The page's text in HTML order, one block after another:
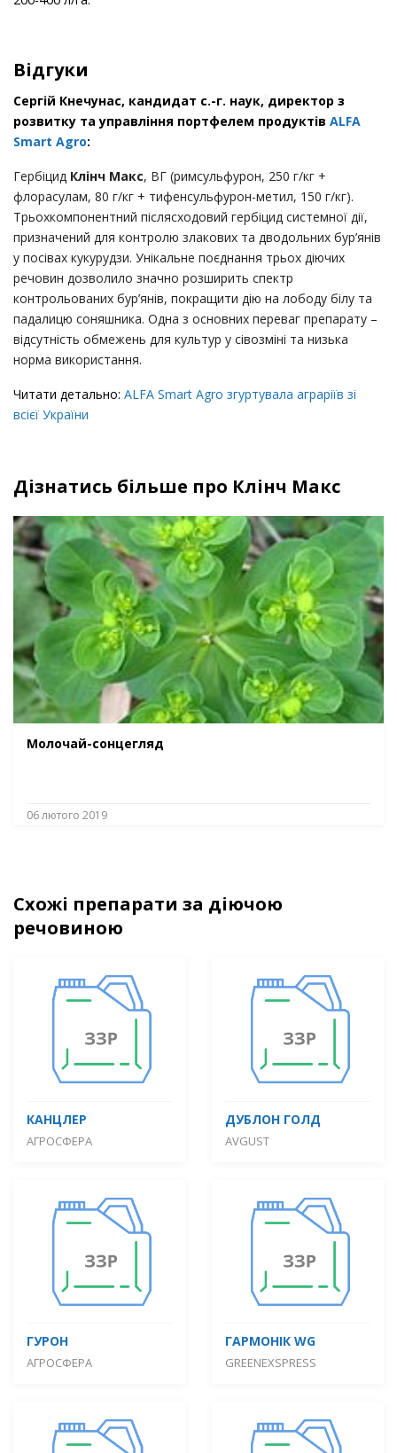
Відгуки
Сергій Кнечунас, кандидат с.-г. наук, директор з
розвитку та управління портфелем продуктів ALFA
Smart Agro:
Гербіцид Клінч Макс, ВГ (римсульфурон, 250 г/кг +
флорасулам, 80 г/кг + тифенсульфурон-метил, 150 г/кг).
Трьохкомпонентний післясходовий гербіцид системної дії,
призначений для контролю злакових та дводольних бур’янів
у посівах кукурудзи. Унікальне поєднання трьох діючих
речовин дозволило значно розширить спектр
контрольованих бур’янів, покращити дію на лободу білу та
падалицю соняшника. Одна з основних переваг препарату –
відсутність обмежень для культур у сівозміні та низька
норма використання.
Читати детально: ALFA Smart Agro згуртувала аграріїв зі
всієї України​
Дізнатись більше про Клінч Макс
Молочай-сонцегляд
06 лютого 2019
Схожі препарати за діючою
речовиною
КАНЦЛЕР
АГРОСФЕРА
ДУБЛОН ГОЛД
AVGUST
ГУРОН
АГРОСФЕРА
ГАРМОНІК WG
GREENEXSPRESS